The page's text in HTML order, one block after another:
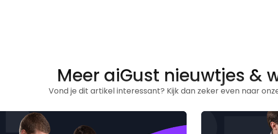
Meer aiGust nieuwtjes &
Vond je dit artikel interessant? Kijk dan zeker even naar